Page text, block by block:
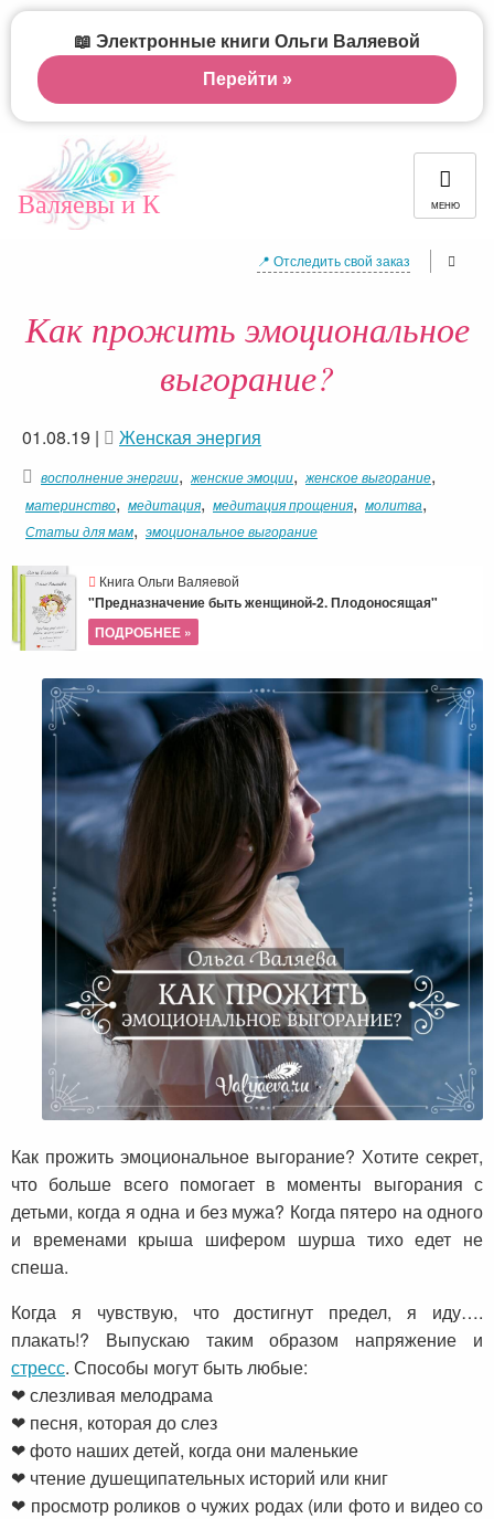
Валяевы и К МЕНЮ
📍 Отследить свой заказ
Как прожить эмоциональное
выгорание?
01.08.19 | Женская энергия
восполнение энергии, женские эмоции, женское выгорание,
материнство, медитация, медитация прощения, молитва,
Статьи для мам, эмоциональное выгорание
Книга Ольги Валяевой
"Предназначение быть женщиной-2. Плодоносящая"
ПОДРОБНЕЕ »
Как прожить эмоциональное выгорание? Хотите секрет,
что больше всего помогает в моменты выгорания с
детьми, когда я одна и без мужа? Когда пятеро на одного
и временами крыша шифером шурша тихо едет не
спеша.
Когда я чувствую, что достигнут предел, я иду….
плакать!? Выпускаю таким образом напряжение и
стресс. Способы могут быть любые:
❤ слезливая мелодрама
❤ песня, которая до слез
❤ фото наших детей, когда они маленькие
❤ чтение душещипательных историй или книг
❤ просмотр роликов о чужих родах (или фото и видео со
📖 Электронные книги Ольги Валяевой
Перейти »